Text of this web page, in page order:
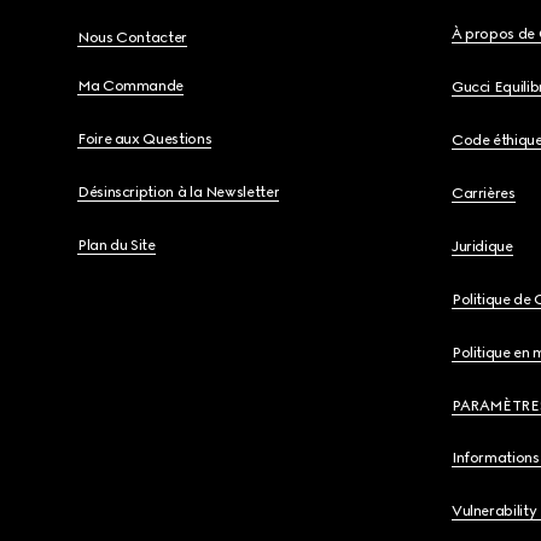
Nous Contacter
Ma Commande
Foire aux Questions
Désinscription à la Newsletter
Plan du Site
À propos de
Gucci
Code
Carrières
Juridique
Politique de
Politique en
Informations
Vulnerability